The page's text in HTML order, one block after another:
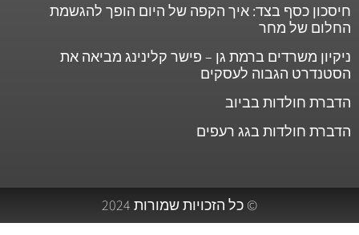
חיסכון כסף בצד: איך הקפה של היום הופך להגשמת
החלום של מחר
ניקיון משרדים ברמת גן – פישר קלינינג מביאה את
הסטנדרט הגבוה לעסקים
הדברת חולדות בביוב
הדברת חולדות בגג רעפים
© כל הזכויות שמורות 2024